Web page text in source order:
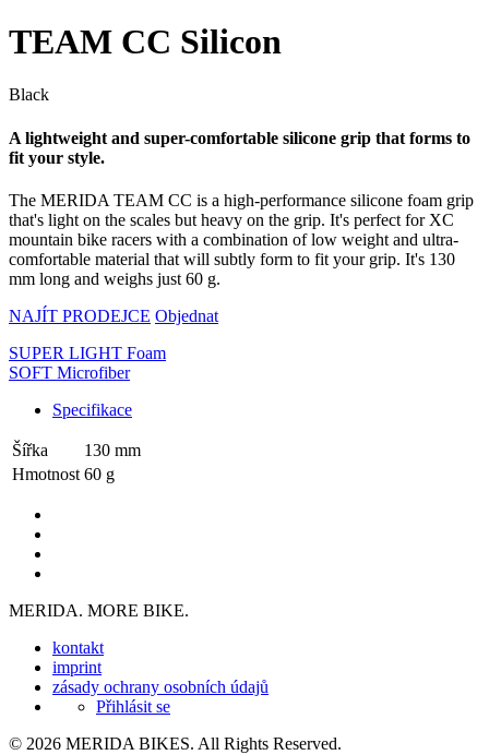
TEAM CC Silicon
Black
A lightweight and super-comfortable silicone grip that forms to
fit your style.
The MERIDA TEAM CC is a high-performance silicone foam grip
that's light on the scales but heavy on the grip. It's perfect for XC
mountain bike racers with a combination of low weight and ultra-
comfortable material that will subtly form to fit your grip. It's 130
mm long and weighs just 60 g.
NAJÍT PRODEJCE Objednat
SUPER LIGHT Foam
SOFT Microfiber
Specifikace
Šířka
130 mm
Hmotnost 60 g
MERIDA. MORE BIKE.
kontakt
imprint
zásady ochrany osobních údajů
Přihlásit se
© 2026 MERIDA BIKES. All Rights Reserved.